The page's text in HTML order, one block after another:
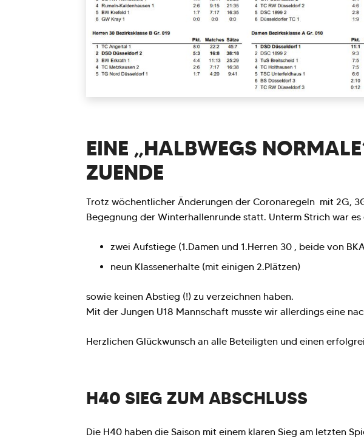
EINE „HALBWEGS
ZUENDE
Trotz wöchentlicher Änderungen der Coronaregeln mit 2G,
Begegnung der Winterhallenrunde statt. Unterm Strich war
zwei Aufstiege (1.Damen und 1.Herren 30 , beide von
neun Klassenerhalte (mit einigen 2.Plätzen)
sowie keinen Abstieg (!) zu verzeichnen haben.
Mit der Jungen U18 Mannschaft musste wir allerdings eine
Herzlichen Glückwunsch an alle Beteiligten und einen
H40 SIEG ZUM ABSCHLUSS
Die H40 haben die Saison mit einem klaren Sieg am letzten